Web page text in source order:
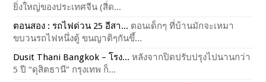
ยิ่งใหญ่ของประเทศจีน (สี่ด...
ตอนสอง : รถไฟด่วน 25 อีสา... ตอนเด็กๆ ที่บ้านมักจะเหมา
ขบวนรถไฟหนึ่งตู้ ขนญาติๆกันขึ้...
Dusit Thani Bangkok – โรง... หลังจากปิดปรับปรุงไปนานกว่า
5 ปี “ดุสิตธานี” กรุงเทพ ก็...